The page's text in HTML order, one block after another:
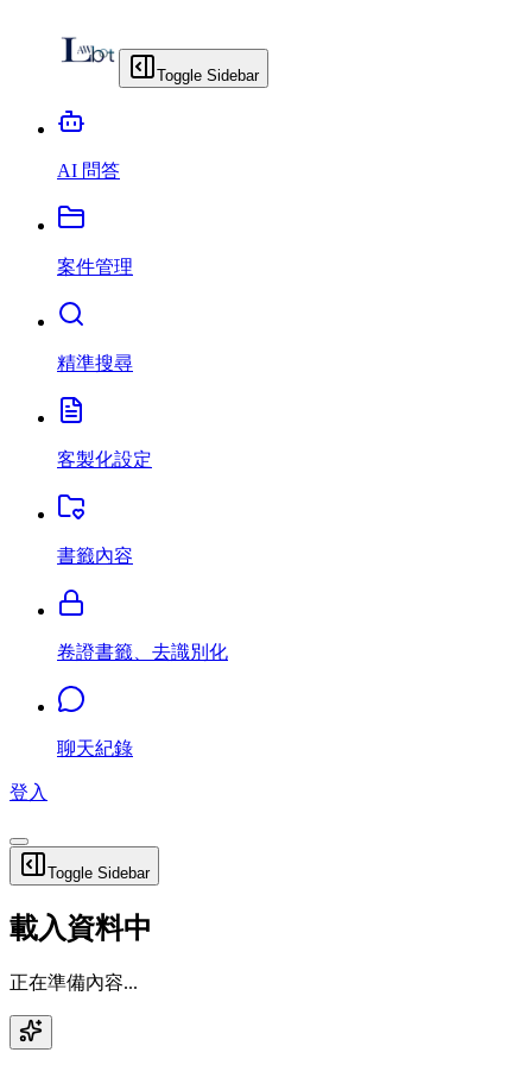
Toggle Sidebar
AI 問答
案件管理
精準搜尋
客製化設定
書籤內容
卷證書籤、去識別化
聊天紀錄
登入
Toggle Sidebar
載入資料中
正在準備內容...